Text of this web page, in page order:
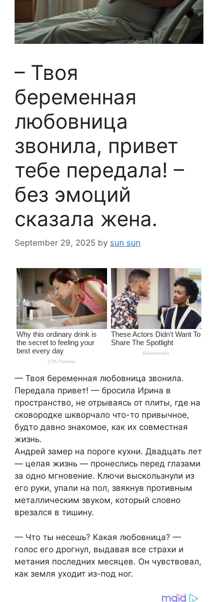
– Твоя
беременная
любовница
звонила, привет
тебе передала! –
без эмоций
сказала жена.
September 29, 2025 by sun sun
— Твоя беременная любовница звонила.
Передала привет! — бросила Ирина в
пространство, не отрываясь от плиты, где на
сковородке шкворчало что-то привычное,
будто давно знакомое, как их совместная
жизнь.
Андрей замер на пороге кухни. Двадцать лет
— целая жизнь — пронеслись перед глазами
за одно мгновение. Ключи выскользнули из
его руки, упали на пол, звякнув противным
металлическим звуком, который словно
врезался в тишину.
— Что ты несешь? Какая любовница? —
голос его дрогнул, выдавая все страхи и
метания последних месяцев. Он чувствовал,
как земля уходит из-под ног.